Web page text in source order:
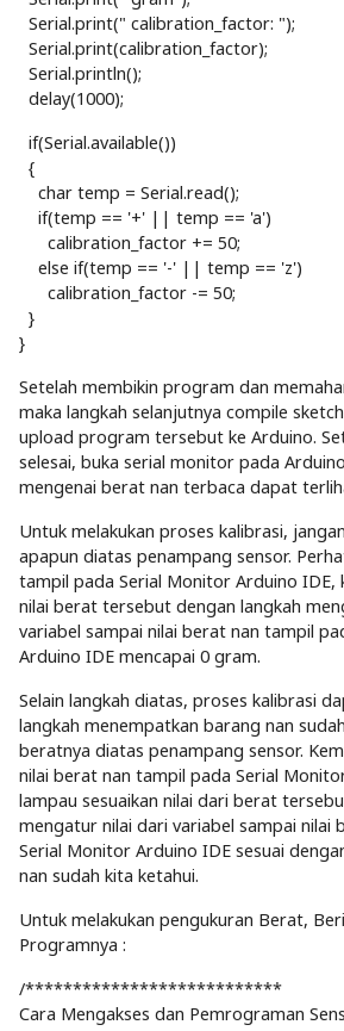
Serial.print(" calibration_factor: ");
Serial.print(calibration_factor);
Serial.println();
delay(1000);
if(Serial.available())
{
char temp = Serial.read();
if(temp == '+' || temp == 'a')
calibration_factor += 50;
else if(temp == '-' || temp == 'z')
calibration_factor -= 50;
}
}
Setelah membikin program dan
maka langkah selanjutnya compile
upload program tersebut ke Arduino.
selesai, buka serial monitor pada
mengenai berat nan terbaca dapat
Untuk melakukan proses kalibrasi,
apapun diatas penampang sensor.
tampil pada Serial Monitor Arduino IDE,
nilai berat tersebut dengan langkah
variabel sampai nilai berat nan tampil
Arduino IDE mencapai 0 gram.
Selain langkah diatas, proses kalibrasi
langkah menempatkan barang nan
beratnya diatas penampang sensor.
nilai berat nan tampil pada Serial
lampau sesuaikan nilai dari berat
mengatur nilai dari variabel sampai nilai
Serial Monitor Arduino IDE sesuai
nan sudah kita ketahui.
Untuk melakukan pengukuran Berat,
Programnya :
/***************************
Cara Mengakses dan Pemrograman